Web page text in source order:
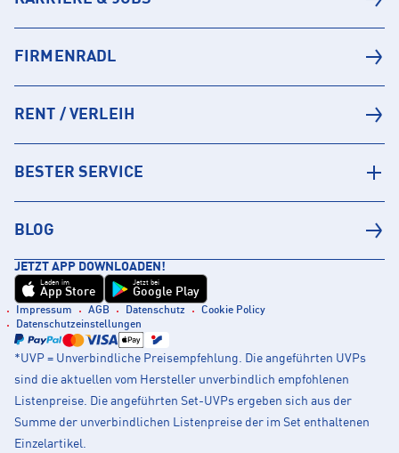
FIRMENRADL
RENT / VERLEIH
BESTER SERVICE
BLOG
JETZT APP DOWNLOADEN!
Laden im
App Store
Jetzt bei
Google Play
Impressum AGB Datenschutz
Cookie Policy
Datenschutzeinstellungen
*UVP = Unverbindliche Preisempfehlung. Die angeführten UVPs
sind die aktuellen vom Hersteller unverbindlich empfohlenen
Listenpreise. Die angeführten Set-UVPs ergeben sich aus der
Summe der unverbindlichen Listenpreise der im Set enthaltenen
Einzelartikel.